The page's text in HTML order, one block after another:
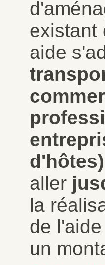
existant
aide
aller
la
de l'aide
un